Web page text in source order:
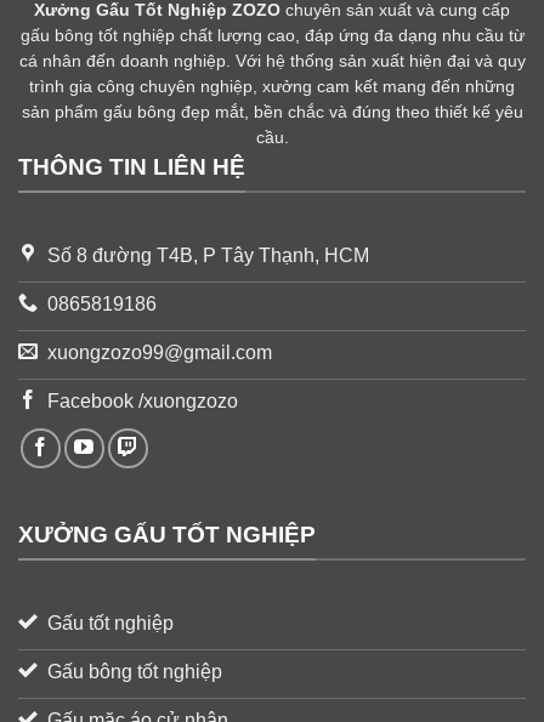
Xưởng Gấu Tốt Nghiệp ZOZO chuyên sản xuất và cung cấp
gấu bông tốt nghiệp chất lượng cao, đáp ứng đa dạng nhu cầu từ
cá nhân đến doanh nghiệp. Với hệ thống sản xuất hiện đại và quy
trình gia công chuyên nghiệp, xưởng cam kết mang đến những
sản phẩm gấu bông đẹp mắt, bền chắc và đúng theo thiết kế yêu
cầu.
THÔNG TIN LIÊN HỆ
Số 8 đường T4B, P Tây Thạnh, HCM
0865819186
xuongzozo99@gmail.com
Facebook /xuongzozo
XƯỞNG GẤU TỐT NGHIỆP
Gấu tốt nghiệp
Gấu bông tốt nghiệp